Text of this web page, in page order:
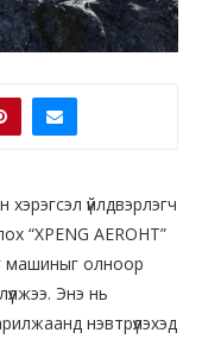
үйлдвэрлэгч
“XPENG AEROHT”
машиныг олноор
Энэ нь
нэвтрүүлэхэд